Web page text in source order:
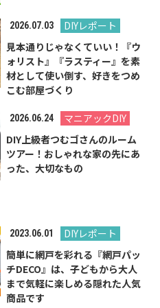
2026.07.03
DIYレポート
見本通りじゃなくていい！『ウ
ォリスト』『ラスティー』を素
材として使い倒す、好きをつめ
こむ部屋づくり
2026.06.24
マニアックDIY
DIY上級者つむゴさんのルーム
ツアー！おしゃれな家の先にあ
った、大切なもの
2023.06.01
DIYレポート
簡単に網戸を彩れる『網戸パッ
チDECO』は、子どもから大人
まで気軽に楽しめる隠れた人気
商品です